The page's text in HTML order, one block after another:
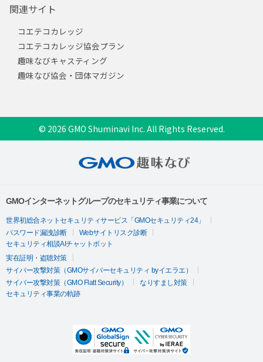
関連サイト
コエテコカレッジ
コエテコカレッジ協会プラン
趣味なびキャスティング
趣味なび協会・団体マガジン
© 2026 GMO Shuminavi Inc. All Rights Reserved.